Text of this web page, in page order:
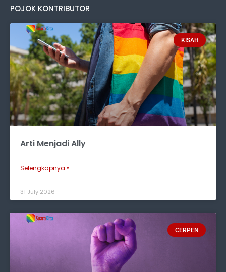
POJOK KONTRIBUTOR
KISAH
Arti Menjadi Ally
Selengkapnya »
31 July 2026
CERPEN